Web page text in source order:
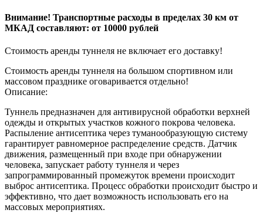
Внимание! Транспортные расходы в пределах 30 км от
МКАД составляют: от 10000 рублей
Стоимость аренды туннеля не включает его доставку!
Стоимость аренды туннеля на большом спортивном или
массовом празднике оговаривается отдельно!
Описание:
Туннель предназначен для антивирусной обработки верхней
одежды и открытых участков кожного покрова человека.
Распыление антисептика через туманообразующую систему
гарантирует равномерное распределение средств. Датчик
движения, размещенный при входе при обнаружении
человека, запускает работу туннеля и через
запрограммированный промежуток времени происходит
выброс антисептика. Процесс обработки происходит быстро и
эффективно, что дает возможность использовать его на
массовых мероприятиях.